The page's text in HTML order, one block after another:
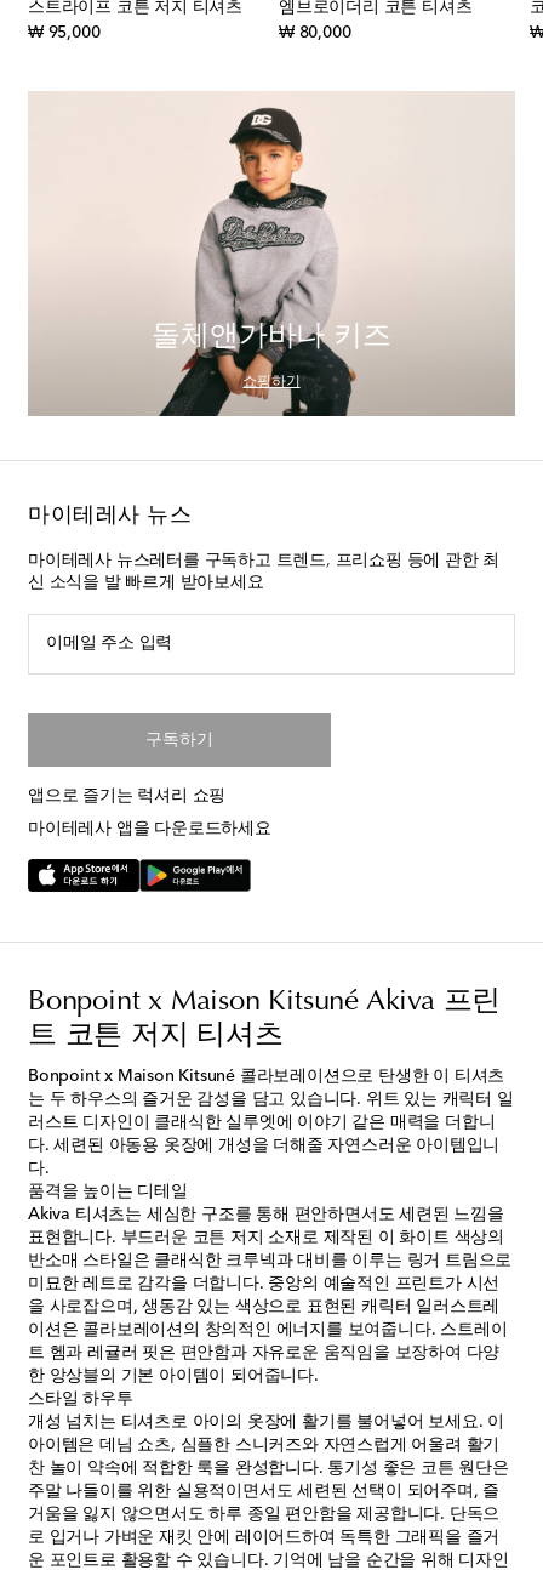
스트라이프 코튼 저지 티셔츠
₩ 95,000original price
엠브로이더리 코튼 티셔츠
₩ 80,000original price
₩
돌체앤가바나 키즈
쇼핑하기
마이테레사 뉴스
마이테레사 뉴스레터를 구독하고 트렌드, 프리쇼핑 등에 관한 최
신 소식을 발 빠르게 받아보세요
이메일 주소 입력
구독하기
앱으로 즐기는 럭셔리 쇼핑
마이테레사 앱을 다운로드하세요
Bonpoint x Maison Kitsuné Akiva 프린
트 코튼 저지 티셔츠
Bonpoint x Maison Kitsuné 콜라보레이션으로 탄생한 이 티셔츠
는 두 하우스의 즐거운 감성을 담고 있습니다. 위트 있는 캐릭터 일
러스트 디자인이 클래식한 실루엣에 이야기 같은 매력을 더합니
다. 세련된 아동용 옷장에 개성을 더해줄 자연스러운 아이템입니
다.
품격을 높이는 디테일
Akiva 티셔츠는 세심한 구조를 통해 편안하면서도 세련된 느낌을
표현합니다. 부드러운 코튼 저지 소재로 제작된 이 화이트 색상의
반소매 스타일은 클래식한 크루넥과 대비를 이루는 링거 트림으로
미묘한 레트로 감각을 더합니다. 중앙의 예술적인 프린트가 시선
을 사로잡으며, 생동감 있는 색상으로 표현된 캐릭터 일러스트레
이션은 콜라보레이션의 창의적인 에너지를 보여줍니다. 스트레이
트 헴과 레귤러 핏은 편안함과 자유로운 움직임을 보장하여 다양
한 앙상블의 기본 아이템이 되어줍니다.
스타일 하우투
개성 넘치는 티셔츠로 아이의 옷장에 활기를 불어넣어 보세요. 이
아이템은 데님 쇼츠, 심플한 스니커즈와 자연스럽게 어울려 활기
찬 놀이 약속에 적합한 룩을 완성합니다. 통기성 좋은 코튼 원단은
주말 나들이를 위한 실용적이면서도 세련된 선택이 되어주며, 즐
거움을 잃지 않으면서도 하루 종일 편안함을 제공합니다. 단독으
로 입거나 가벼운 재킷 안에 레이어드하여 독특한 그래픽을 즐거
운 포인트로 활용할 수 있습니다. 기억에 남을 순간을 위해 디자인